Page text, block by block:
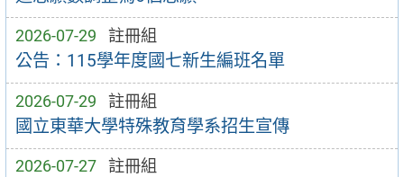
2026-07-29 註冊組
公告：115學年度國七新生編班名單
2026-07-29 註冊組
國立東華大學特殊教育學系招生宣傳
2026-07-27 註冊組